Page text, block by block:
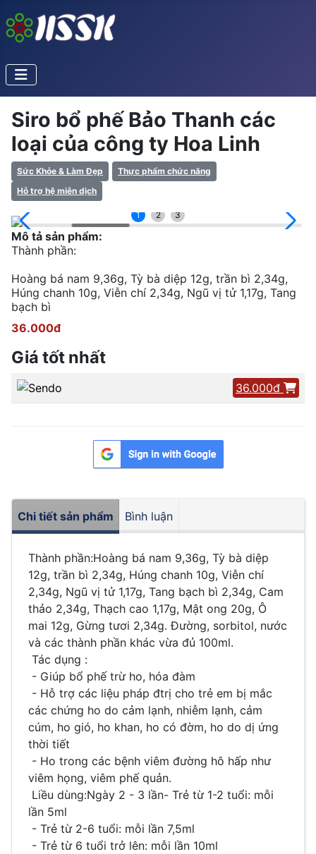
Siro bổ phế Bảo Thanh các
loại của công ty Hoa Linh
Sức Khỏe & Làm Đẹp
Thực phẩm chức năng
Hỗ trợ hệ miễn dịch
1 2 3
Mô tả sản phẩm:
Thành phần:
Hoàng bá nam 9,36g, Tỳ bà diệp 12g, trần bì 2,34g,
Húng chanh 10g, Viễn chí 2,34g, Ngũ vị tử 1,17g, Tang
bạch bì
36.000đ
Giá tốt nhất
36.000đ
Chi tiết sản phẩm Bình luận
Thành phần:Hoàng bá nam 9,36g, Tỳ bà diệp
12g, trần bì 2,34g, Húng chanh 10g, Viễn chí
2,34g, Ngũ vị tử 1,17g, Tang bạch bì 2,34g, Cam
thảo 2,34g, Thạch cao 1,17g, Mật ong 20g, Ô
mai 12g, Gừng tươi 2,34g. Đường, sorbitol, nước
và các thành phần khác vừa đủ 100ml.
Tác dụng :
- Giúp bổ phế trừ ho, hóa đàm
- Hỗ trợ các liệu pháp đtrị cho trẻ em bị mắc
các chứng ho do cảm lạnh, nhiễm lạnh, cảm
cúm, ho gió, ho khan, ho có đờm, ho do dị ứng
thời tiết
- Ho trong các bệnh viêm đường hô hấp như
viêm họng, viêm phế quản.
Liều dùng:Ngày 2 - 3 lần- Trẻ từ 1-2 tuổi: mỗi
lần 5ml
- Trẻ từ 2-6 tuổi: mỗi lần 7,5ml
- Trẻ từ 6 tuổi trở lên: mỗi lần 10ml